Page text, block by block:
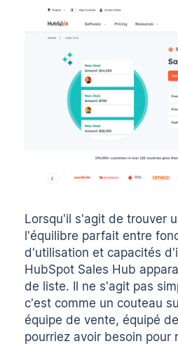
Lorsqu'il s'agit de trouver
l'équilibre parfait entre
d'utilisation et capacités
HubSpot Sales Hub
de liste. Il ne s'agit pas
c'est comme un couteau
équipe de vente, équipé
pourriez avoir besoin pour